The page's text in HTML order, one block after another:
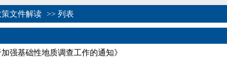
文件解读 >> 列表
强基础性地质调查工作的通知》